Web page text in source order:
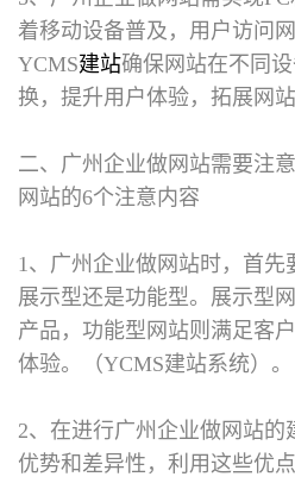
着移动设备普及，用户访问
YCMS建站确保网站在不同
换，提升用户体验，拓展网站
二、广州企业做网站需要注
网站的6个注意内容
1、广州企业做网站时，首
展示型还是功能型。展示型
产品，功能型网站则满足客
体验。（YCMS建站系统）。
2、在进行广州企业做网站的
优势和差异性，利用这些优